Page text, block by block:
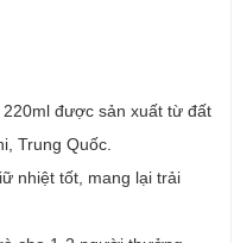
được sản xuất từ đất
Trung Quốc.
nhiệt tốt, mang lại trải